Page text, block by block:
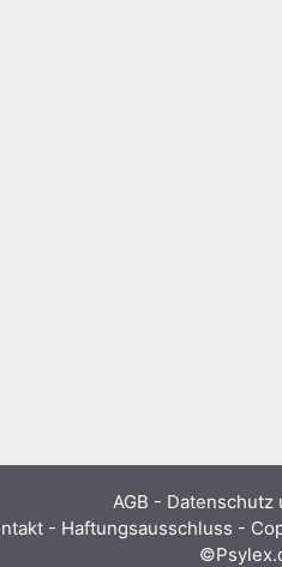
AGB - Datenschutz
- Haftungsausschluss -